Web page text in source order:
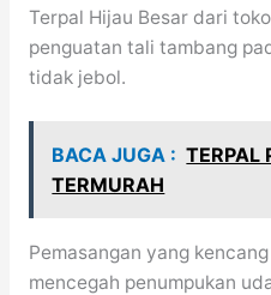
Terpal Hijau Besar dari
penguatan tali tambang
tidak jebol.
BACA JUGA : TERPAL
TERMURAH
Pemasangan yang
mencegah penumpukan